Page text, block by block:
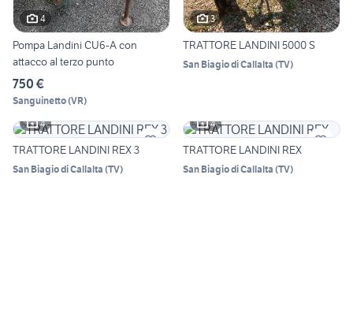
4
Pompa Landini CU6-A con
attacco al terzo punto
750 €
Sanguinetto(VR)
3
TRATTORE LANDINI 5000 S
San Biagio di Callalta (TV)
4
TRATTORE LANDINI REX 3
San Biagio di Callalta (TV)
4
TRATTORE LANDINI REX
San Biagio di Callalta (TV)